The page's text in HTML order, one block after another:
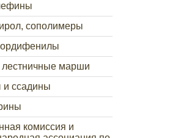
сополимеры
марши
и ссадины
комиссия и